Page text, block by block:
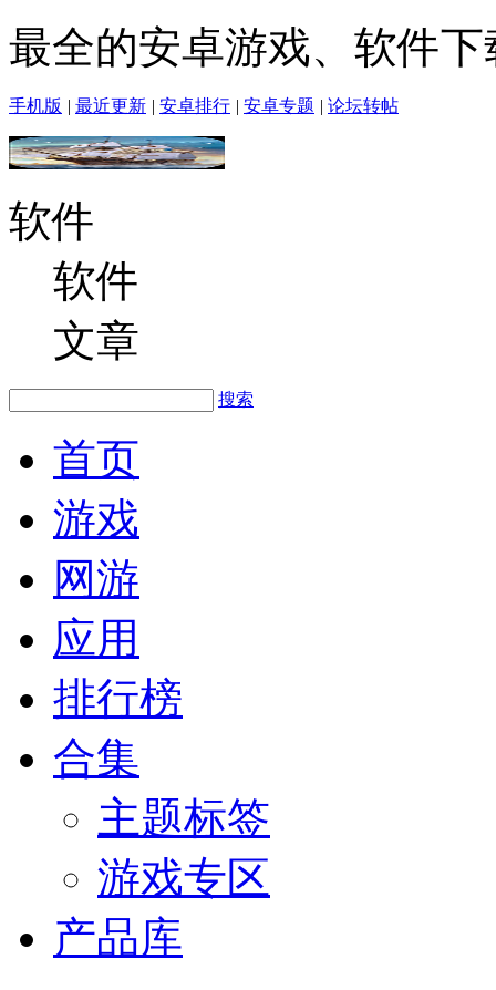
最全的安卓游戏、软件下
手机版 | 最近更新 | 安卓排行 | 安卓专题 | 论坛转帖
软件
软件
文章
搜索
首页
游戏
网游
应用
排行榜
合集
主题标签
游戏专区
产品库